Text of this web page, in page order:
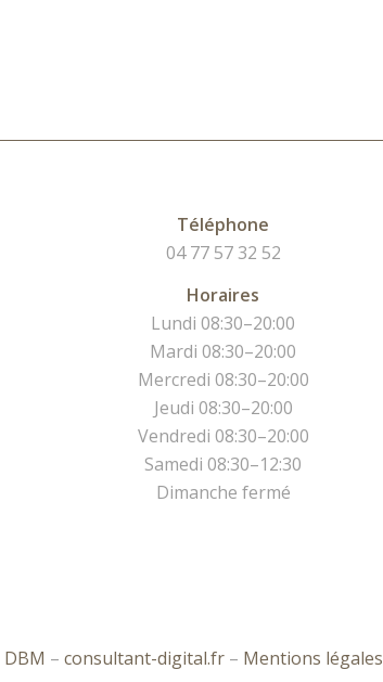
Téléphone
04 77 57 32 52
Horaires
Lundi 08:30–20:00
Mardi 08:30–20:00
Mercredi 08:30–20:00
Jeudi 08:30–20:00
Vendredi 08:30–20:00
Samedi 08:30–12:30
Dimanche fermé
DBM – consultant-digital.fr – Mentions légales